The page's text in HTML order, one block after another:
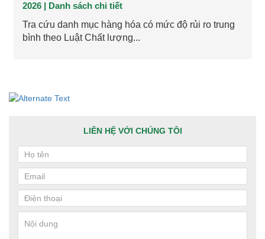
2026 | Danh sách chi tiết
Tra cứu danh mục hàng hóa có mức độ rủi ro trung
bình theo Luật Chất lượng...
LIÊN HỆ VỚI CHÚNG TÔI